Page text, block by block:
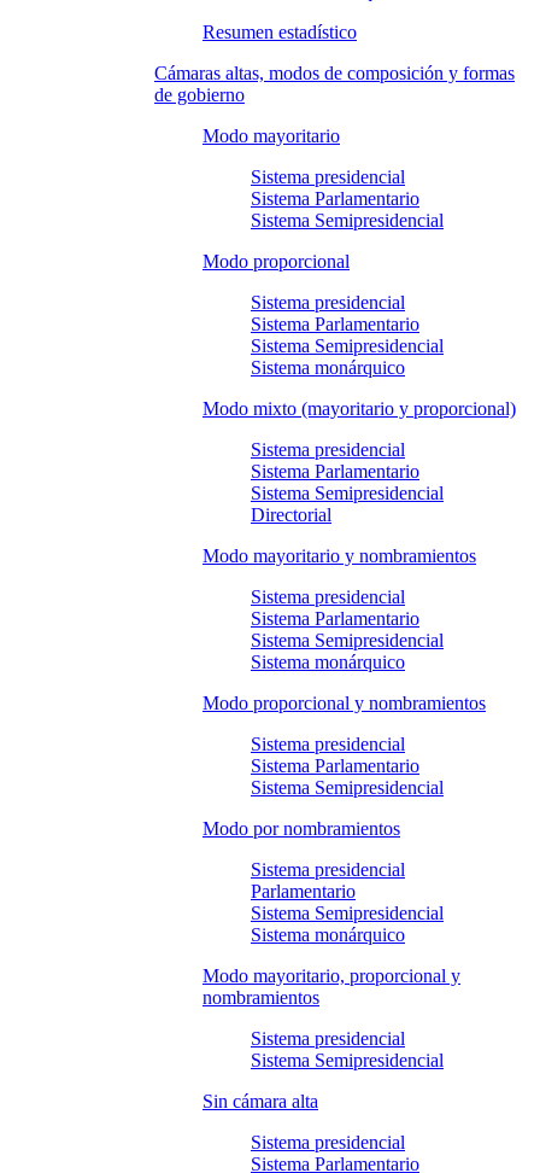
Resumen estadístico
Cámaras altas, modos de composición y formas
de gobierno
Modo mayoritario
Sistema presidencial
Sistema Parlamentario
Sistema Semipresidencial
Modo proporcional
Sistema presidencial
Sistema Parlamentario
Sistema Semipresidencial
Sistema monárquico
Modo mixto (mayoritario y proporcional)
Sistema presidencial
Sistema Parlamentario
Sistema Semipresidencial
Directorial
Modo mayoritario y nombramientos
Sistema presidencial
Sistema Parlamentario
Sistema Semipresidencial
Sistema monárquico
Modo proporcional y nombramientos
Sistema presidencial
Sistema Parlamentario
Sistema Semipresidencial
Modo por nombramientos
Sistema presidencial
Parlamentario
Sistema Semipresidencial
Sistema monárquico
Modo mayoritario, proporcional y
nombramientos
Sistema presidencial
Sistema Semipresidencial
Sin cámara alta
Sistema presidencial
Sistema Parlamentario